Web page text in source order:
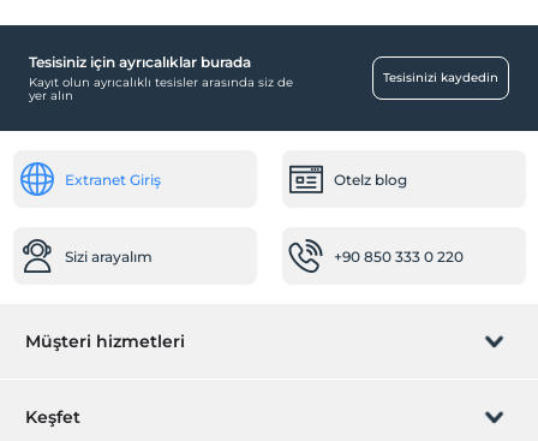
Restoran
Aktiviteler
Bebek karyolası
Diğer
Tesisiniz için ayrıcalıklar burada
Kayıt olun ayrıcalıklı tesisler arasında siz de
yer alın
Tesisinizi kaydedin
Extranet Giriş Otelz blog
Sizi arayalım +90 850 333 0 220
Müşteri hizmetleri
Rezervasyon yönet
Keşfet